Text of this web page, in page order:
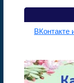
ВКонтакте